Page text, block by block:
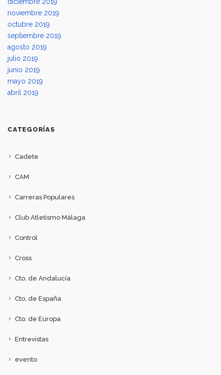
noviembre 2019
octubre 2019
septiembre 2019
agosto 2019
julio 2019
junio 2019
mayo 2019
abril 2019
CATEGORÍAS
Cadete
CAM
Carreras Populares
Club Atletismo Málaga
Control
Cross
Cto. de Andalucía
Cto. de España
Cto. de Europa
Entrevistas
evento